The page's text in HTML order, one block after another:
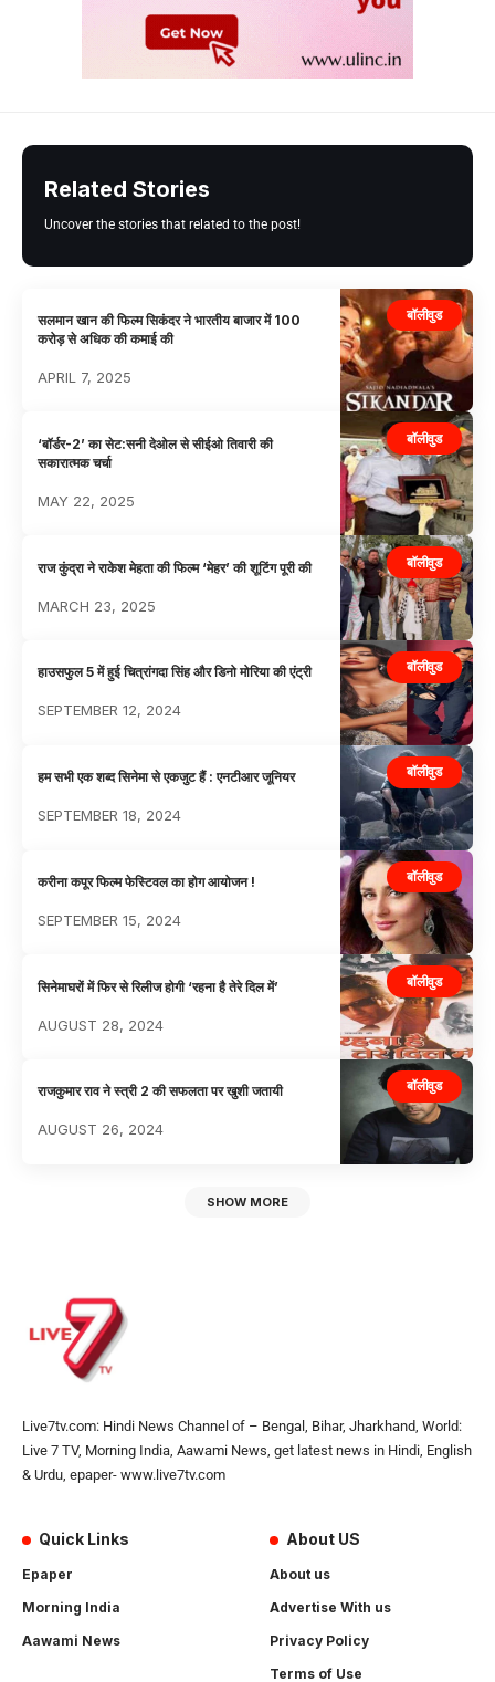
Related Stories
Uncover the stories that related to the post!
बॉलीवुड
सलमान खान की फिल्म सिकंदर ने भारतीय बाजार में 100
करोड़ से अधिक की कमाई की
APRIL 7, 2025
बॉलीवुड
‘बॉर्डर-2’ का सेट:सनी देओल से सीईओ तिवारी की
सकारात्मक चर्चा
MAY 22, 2025
बॉलीवुड
राज कुंद्रा ने राकेश मेहता की फिल्म ‘मेहर’ की शूटिंग पूरी की
MARCH 23, 2025
बॉलीवुड
हाउसफुल 5 में हुई चित्रांगदा सिंह और डिनो मोरिया की एंट्री
SEPTEMBER 12, 2024
बॉलीवुड
हम सभी एक शब्द सिनेमा से एकजुट हैं : एनटीआर जूनियर
SEPTEMBER 18, 2024
बॉलीवुड
करीना कपूर फिल्म फेस्टिवल का होग आयोजन !
SEPTEMBER 15, 2024
बॉलीवुड
सिनेमाघरों में फिर से रिलीज होगी ‘रहना है तेरे दिल में’
AUGUST 28, 2024
बॉलीवुड
राजकुमार राव ने स्त्री 2 की सफलता पर खुशी जतायी
AUGUST 26, 2024
SHOW MORE
Live7tv.com: Hindi News Channel of – Bengal, Bihar, Jharkhand, World:
Live 7 TV, Morning India, Aawami News, get latest news in Hindi, English
& Urdu, epaper- www.live7tv.com
Quick Links
Epaper
Morning India
Aawami News
About US
About us
Advertise With us
Privacy Policy
Terms of Use